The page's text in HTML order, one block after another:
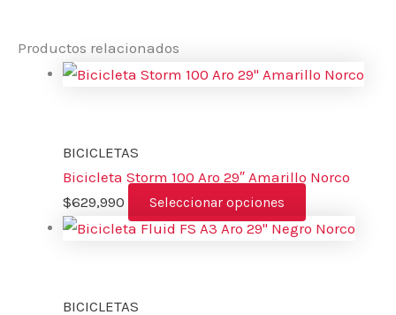
Productos relacionados
BICICLETAS
Bicicleta Storm 100 Aro 29″ Amarillo Norco
$629,990 Seleccionar opciones
BICICLETAS